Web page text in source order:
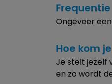
Frequentie
Ongeveer
Hoe kom
Je stelt jezelf
en zo wordt